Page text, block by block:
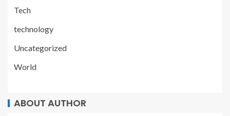
Tech
technology
Uncategorized
World
ABOUT AUTHOR